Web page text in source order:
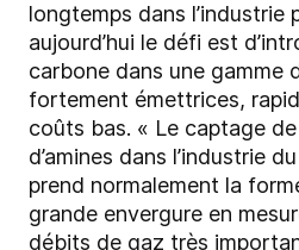
longtemps dans l’industrie
aujourd’hui le défi est
carbone dans une gamme
fortement émettrices,
coûts bas. « Le captage
d’amines dans l’industrie
prend normalement la
grande envergure en
débits de gaz très